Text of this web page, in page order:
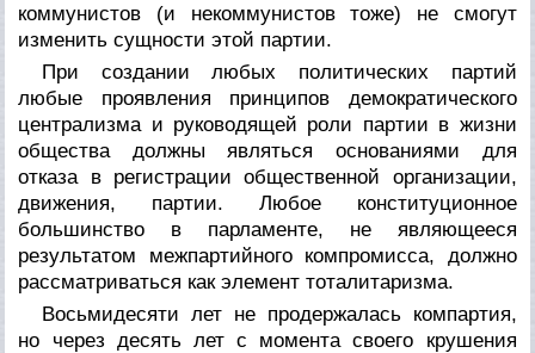
коммунистов (и некоммунистов тоже) не смогут
изменить сущности этой партии.
При создании любых политических партий
любые проявления принципов демократического
централизма и руководящей роли партии в жизни
общества должны являться основаниями для
отказа в регистрации общественной организации,
движения, партии. Любое конституционное
большинство в парламенте, не являющееся
результатом межпартийного компромисса, должно
рассматриваться как элемент тоталитаризма.
Восьмидесяти лет не продержалась компартия,
но через десять лет с момента своего крушения